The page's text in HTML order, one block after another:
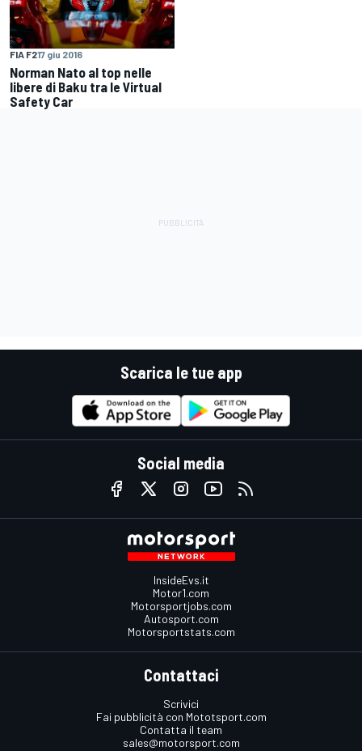
FIA F217 giu 2016
Norman Nato al top nelle
libere di Baku tra le Virtual
Safety Car
Scarica le tue app
Social media
InsideEvs.it
Motor1.com
Motorsportjobs.com
Autosport.com
Motorsportstats.com
Contattaci
Scrivici
Fai pubblicità con Mototsport.com
Contatta il team
sales@motorsport.com